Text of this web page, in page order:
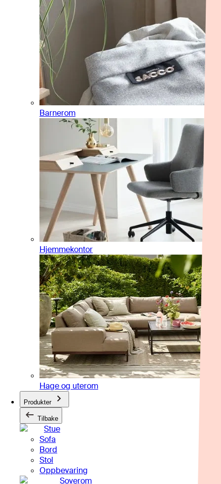
Barnerom
Hjemmekontor
Hage og uterom
Produkter
Tilbake
Stue
Sofa
Bord
Stol
Oppbevaring
Soverom